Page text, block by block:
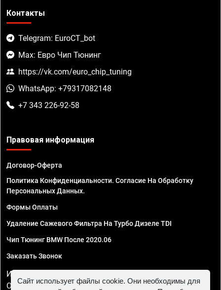
Контакты
Telegram: EuroCT_bot
Max: Евро Чип Тюнинг
https://vk.com/euro_chip_tuning
WhatsApp: +79317082148
+7 343 226-92-58
Правовая информация
Договор-Оферта
Политика Конфиденциальности. Согласие На Обработку
Персональных Данных.
Формы Оплаты
Удаление Сажевого Фильтра На Турбо Дизеле TDI
Чип Тюнинг BMW После 2020.06
Заказать Звонок
ИП Смирнов Георгий Павлович. ИНН 781302555843,
ОГРНИП 324470400032610
Сайт использует файлы cookie. Они необходимы для